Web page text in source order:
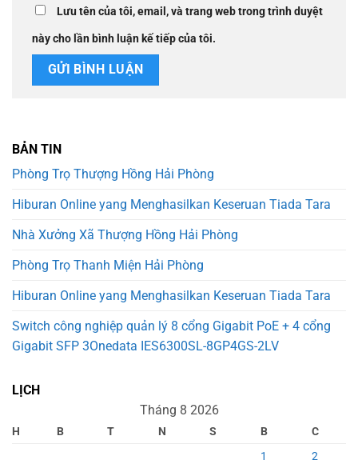
Lưu tên của tôi, email, và trang web trong trình duyệt
này cho lần bình luận kế tiếp của tôi.
BẢN TIN
Phòng Trọ Thượng Hồng Hải Phòng
Hiburan Online yang Menghasilkan Keseruan Tiada Tara
Nhà Xưởng Xã Thượng Hồng Hải Phòng
Phòng Trọ Thanh Miện Hải Phòng
Hiburan Online yang Menghasilkan Keseruan Tiada Tara
Switch công nghiệp quản lý 8 cổng Gigabit PoE + 4 cổng
Gigabit SFP 3Onedata IES6300SL-8GP4GS-2LV
LỊCH
Tháng 8 2026
H B T N S B
C
1
2